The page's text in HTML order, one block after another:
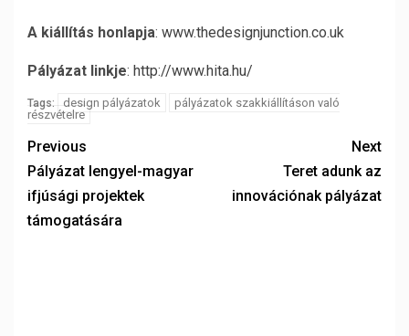
A kiállítás honlapja: www.thedesignjunction.co.uk
Pályázat linkje: http://www.hita.hu/
Tags: design pályázatok
pályázatok szakkiállításon való
részvételre
Previous
Pályázat lengyel-magyar
ifjúsági projektek
támogatására
Next
Teret adunk az
innovációnak pályázat